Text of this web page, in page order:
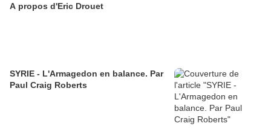
A propos d'Eric Drouet
SYRIE - L'Armagedon en balance. Par
Paul Craig Roberts